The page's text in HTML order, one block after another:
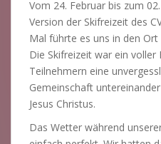
Vom 24. Februar bis zum
Version der Skifreizeit des
Mal führte es uns in den
Die Skifreizeit war ein voller
Teilnehmern eine
Gemeinschaft
Jesus Christus.
Das Wetter während